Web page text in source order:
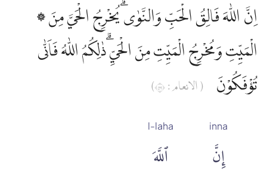
۞ اِنَّ اللّٰهَ فَالِقُ الْحَبِّ وَالنَّوٰىۗ يُخْرِجُ الْحَيَّ مِنَ
الْمَيِّتِ وَمُخْرِجُ الْمَيِّتِ مِنَ الْحَيِّ ۗذٰلِكُمُ اللّٰهُ فَاَنّٰى
تُؤْفَكُوْنَ
( الانعام : ٩٥)
inna
إِنَّ
l-laha
ٱللَّهَ